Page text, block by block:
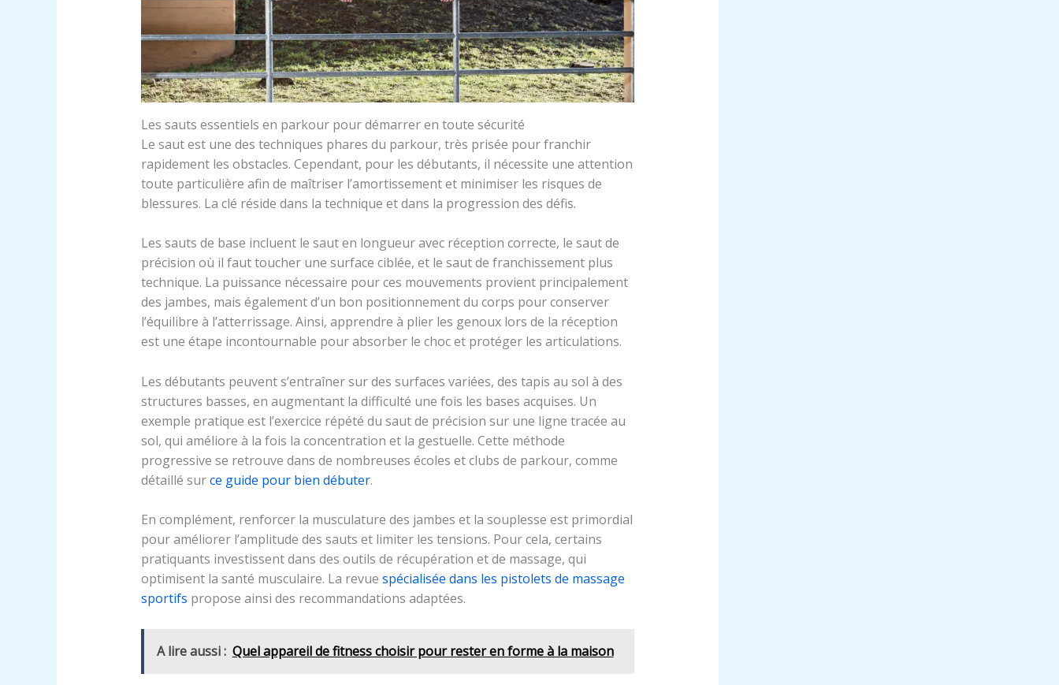
Les sauts essentiels en parkour pour démarrer en toute sécurité
Le saut est une des techniques phares du parkour, très prisée pour franchir
rapidement les obstacles. Cependant, pour les débutants, il nécessite une attention
toute particulière afin de maîtriser l’amortissement et minimiser les risques de
blessures. La clé réside dans la technique et dans la progression des défis.
Les sauts de base incluent le saut en longueur avec réception correcte, le saut de
précision où il faut toucher une surface ciblée, et le saut de franchissement plus
technique. La puissance nécessaire pour ces mouvements provient principalement
des jambes, mais également d’un bon positionnement du corps pour conserver
l’équilibre à l’atterrissage. Ainsi, apprendre à plier les genoux lors de la réception
est une étape incontournable pour absorber le choc et protéger les articulations.
Les débutants peuvent s’entraîner sur des surfaces variées, des tapis au sol à des
structures basses, en augmentant la difficulté une fois les bases acquises. Un
exemple pratique est l’exercice répété du saut de précision sur une ligne tracée au
sol, qui améliore à la fois la concentration et la gestuelle. Cette méthode
progressive se retrouve dans de nombreuses écoles et clubs de parkour, comme
détaillé surce guide pour bien débuter.
En complément, renforcer la musculature des jambes et la souplesse est primordial
pour améliorer l’amplitude des sauts et limiter les tensions. Pour cela, certains
pratiquants investissent dans des outils de récupération et de massage, qui
optimisent la santé musculaire. La revue spécialisée dans les pistolets de massage
sportifs propose ainsi des recommandations adaptées.
A lire aussi : Quel appareil de fitness choisir pour rester en forme à la maison